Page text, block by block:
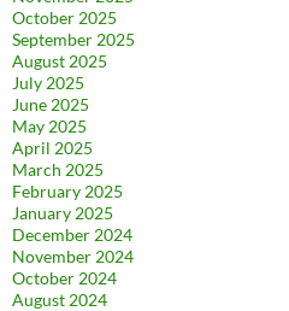
October 2025
September 2025
August 2025
July 2025
June 2025
May 2025
April 2025
March 2025
February 2025
January 2025
December 2024
November 2024
October 2024
August 2024